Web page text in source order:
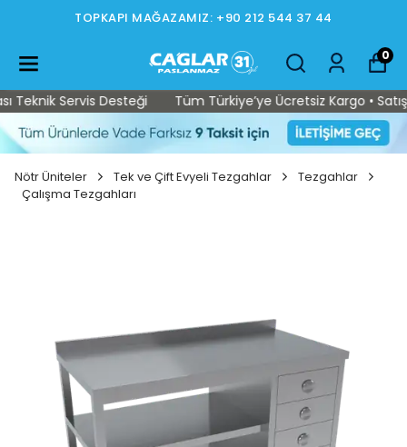
TOPKAPI MAĞAZAMIZ: +90 212 544 37 44
0
Servis Desteği Tüm Türkiye’ye Ücretsiz Kargo • Satış
Nötr Üniteler Tek ve Çift Evyeli Tezgahlar
Tezgahlar
Çalışma Tezgahları